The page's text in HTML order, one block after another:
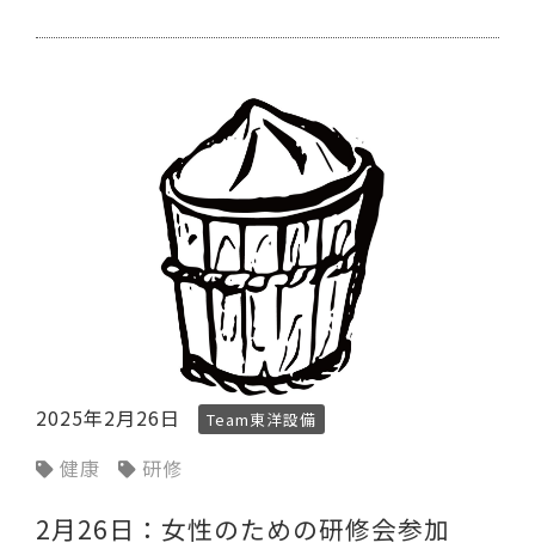
2025年2月26日 Team東洋設備
健康 研修
2月26日：女性のための研修会参加